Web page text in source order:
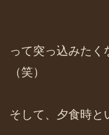
って突っ込みたく
（笑）
そして、夕食時と